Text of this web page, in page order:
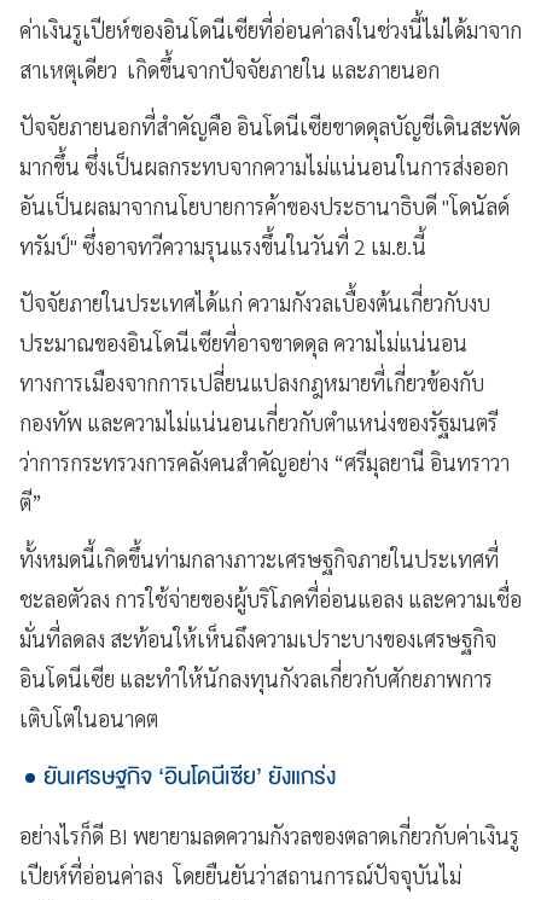
ค่าเงินรูเปียห์ของอินโดนีเซียที่อ่อนค่าลงในช่วงนี้ไม่ได้มาจาก
สาเหตุเดียว เกิดขึ้นจากปัจจัยภายใน และภายนอก
ปัจจัยภายนอกที่สำคัญคือ อินโดนีเซียขาดดุลบัญชีเดินสะพัด
มากขึ้น ซึ่งเป็นผลกระทบจากความไม่แน่นอนในการส่งออก
อันเป็นผลมาจากนโยบายการค้าของประธานาธิบดี "โดนัลด์
ทรัมป์" ซึ่งอาจทวีความรุนแรงขึ้นในวันที่ 2 เม.ย.นี้
ปัจจัยภายในประเทศได้แก่ ความกังวลเบื้องต้นเกี่ยวกับงบ
ประมาณของอินโดนีเซียที่อาจขาดดุล ความไม่แน่นอน
ทางการเมืองจากการเปลี่ยนแปลงกฎหมายที่เกี่ยวข้องกับ
กองทัพ และความไม่แน่นอนเกี่ยวกับตำแหน่งของรัฐมนตรี
ว่าการกระทรวงการคลังคนสำคัญอย่าง “ศรีมุลยานี อินทราวา
ตี”
ทั้งหมดนี้เกิดขึ้นท่ามกลางภาวะเศรษฐกิจภายในประเทศที่
ชะลอตัวลง การใช้จ่ายของผู้บริโภคที่อ่อนแอลง และความเชื่อ
มั่นที่ลดลง สะท้อนให้เห็นถึงความเปราะบางของเศรษฐกิจ
อินโดนีเซีย และทำให้นักลงทุนกังวลเกี่ยวกับศักยภาพการ
เติบโตในอนาคต
ยันเศรษฐกิจ ‘อินโดนีเซีย’ ยังแกร่ง
อย่างไรก็ดี BI พยายามลดความกังวลของตลาดเกี่ยวกับค่าเงินรู
เปียห์ที่อ่อนค่าลง โดยยืนยันว่าสถานการณ์ปัจจุบันไม่